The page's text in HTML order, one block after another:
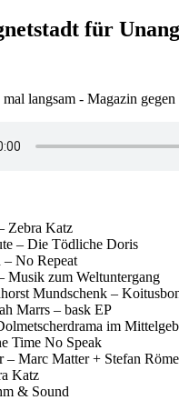
für
langsam - Magazin
Zebra Katz
– Die Tödliche Doris
No Repeat
Musik zum Weltuntergang
Mundschenk –
Marrs – bask EP
im
Time No Speak
– Marc Matter + Stefan
Katz
& Sound